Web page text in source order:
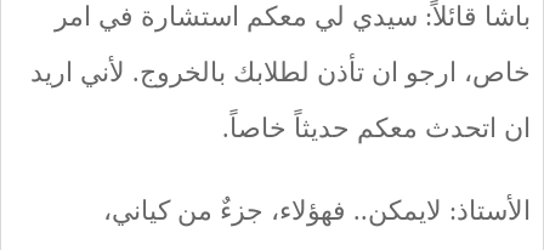
باشا قائلاً: سيدي لي معكم استشارة في امر
خاص، ارجو ان تأذن لطلابك بالخروج. لأني اريد
ان اتحدث معكم حديثاً خاصاً.
الأستاذ: لايمكن.. فهؤلاء، جزءٌ من كياني،